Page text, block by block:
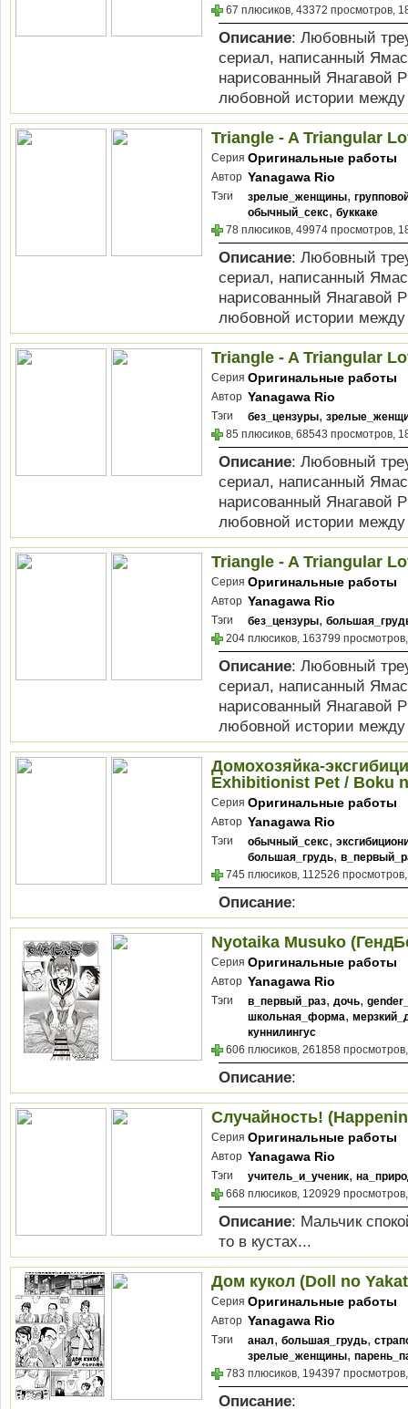
67 плюсиков, 43372 просмотров,
Описание: Любовный
сериал, написанный
нарисованный Янагавой
любовной истории между
Triangle - A Triangular
Серия Оригинальные работы
Автор Yanagawa Rio
Тэги зрелые_женщины,
обычный_секс, буккаке
78 плюсиков, 49974 просмотров,
Описание: Любовный
сериал, написанный
нарисованный Янагавой
любовной истории между
Triangle - A Triangular
Серия Оригинальные работы
Автор Yanagawa Rio
Тэги без_цензуры,
85 плюсиков, 68543 просмотров,
Описание: Любовный
сериал, написанный
нарисованный Янагавой
любовной истории между
Triangle - A Triangular
Серия Оригинальные работы
Автор Yanagawa Rio
Тэги без_цензуры,
204 плюсиков, 163799
Описание: Любовный
сериал, написанный
нарисованный Янагавой
любовной истории между
Домохозяйка-
Exhibitionist Pet / Boku
Серия Оригинальные работы
Автор Yanagawa Rio
Тэги обычный_секс,
большая_грудь,
745 плюсиков, 112526
Описание:
Nyotaika Musuko
Серия Оригинальные работы
Автор Yanagawa Rio
Тэги в_первый_раз, дочь,
школьная_форма,
куннилингус
606 плюсиков, 261858
Описание:
Случайность!
Серия Оригинальные работы
Автор Yanagawa Rio
Тэги учитель_и_ученик,
668 плюсиков, 120929
Описание: Мальчик
то в кустах...
Дом кукол (Doll no
Серия Оригинальные работы
Автор Yanagawa Rio
Тэги анал, большая_грудь,
зрелые_женщины,
783 плюсиков, 194397
Описание: